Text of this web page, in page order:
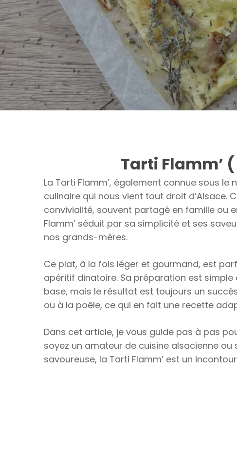
Tarti Flamm’
La Tarti Flamm’, également connue sous
culinaire qui nous vient tout droit d’Alsace.
convivialité, souvent partagé en famille ou
Flamm’ séduit par sa simplicité et ses
nos grands-mères.
Ce plat, à la fois léger et gourmand, est
apéritif dinatoire. Sa préparation est
base, mais le résultat est toujours un
ou à la poêle, ce qui en fait une recette
Dans cet article, je vous guide pas à pas
soyez un amateur de cuisine alsacienne
savoureuse, la Tarti Flamm’ est un